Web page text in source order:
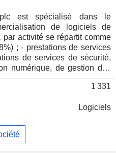
est spécialisé dans le
de logiciels de
activité se répartit comme
de services de sécurité,
numérique, de gestion des
(14,2%) : serveurs,
(96,1%), Europe (2,3%) et
1 331
Logiciels